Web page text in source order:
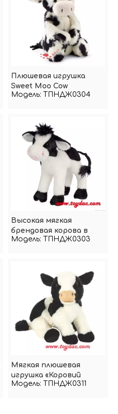
Плюшевая игрушка
Sweet Moo Cow
Модель: ТПНДЖ0304
Высокая мягкая
брендовая корова в
британском стиле
Модель: ТПНДЖ0303
Мягкая плюшевая
игрушка «Коровий
теленок»
Модель: ТПНДЖ0311